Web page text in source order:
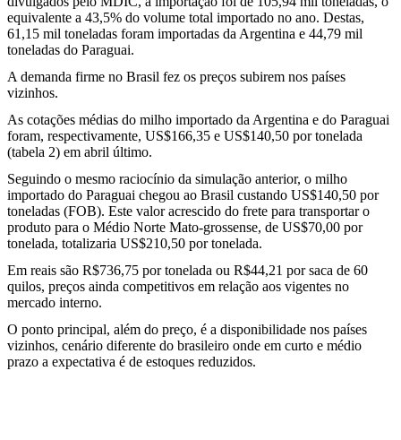
equivalente a 43,5% do volume total importado no ano. Destas,
61,15 mil toneladas foram importadas da Argentina e 44,79 mil
toneladas do Paraguai.
A demanda firme no Brasil fez os preços subirem nos países
vizinhos.
As cotações médias do milho importado da Argentina e do Paraguai
foram, respectivamente, US$166,35 e US$140,50 por tonelada
(tabela 2) em abril último.
Seguindo o mesmo raciocínio da simulação anterior, o milho
importado do Paraguai chegou ao Brasil custando US$140,50 por
toneladas (FOB). Este valor acrescido do frete para transportar o
produto para o Médio Norte Mato-grossense, de US$70,00 por
tonelada, totalizaria US$210,50 por tonelada.
Em reais são R$736,75 por tonelada ou R$44,21 por saca de 60
quilos, preços ainda competitivos em relação aos vigentes no
mercado interno.
O ponto principal, além do preço, é a disponibilidade nos países
vizinhos, cenário diferente do brasileiro onde em curto e médio
prazo a expectativa é de estoques reduzidos.